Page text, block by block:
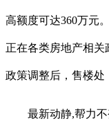
高额度可达360万元
正在各类房地产相关
政策调整后，售楼处
最新动静,帮力不变